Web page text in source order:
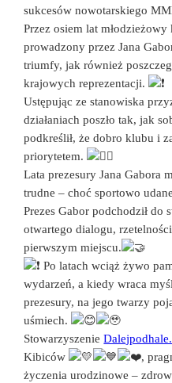
sukcesów nowotarskiego
Przez osiem lat
prowadzony przez Jana
triumfy, jak również
krajowych reprezentacji.
Ustępując ze stanowiska
działaniach poszło tak, jak
podkreślił, że dobro klubu i
priorytetem.
Lata prezesury Jana Gabora
trudne – choć sportowo
Prezes Gabor podchodził do
otwartego dialogu,
pierwszym miejscu.
Po latach wciąż żywo
wydarzeń, a kiedy wraca
prezesury, na jego twarzy
uśmiech.
Stowarzyszenie
Kibiców
,
życzenia urodzinowe –